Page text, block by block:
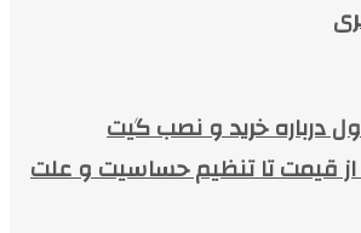
درباره خرید و نصب گیت
قیمت تا تنظیم حساسیت و علت